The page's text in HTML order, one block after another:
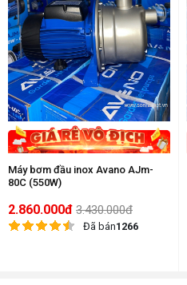
Máy bơm đầu inox Avano AJm-
80C (550W)
2.860.000đ 3.430.000đ
Đã bán1266